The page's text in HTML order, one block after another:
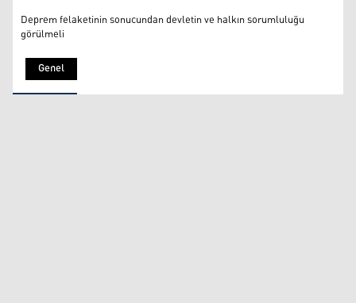
Genel
Deprem felaketinin sonucundan devletin ve halkın sorumluluğu
görülmeli